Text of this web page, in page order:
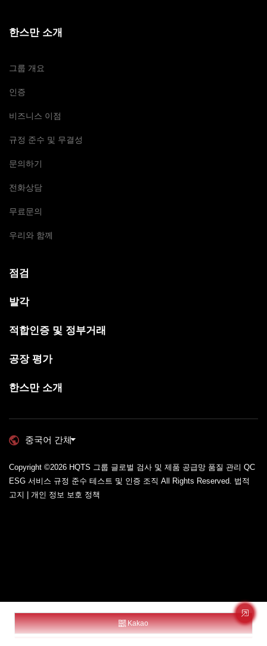
한스만 소개
그룹 개요
인증
비즈니스 이점
규정 준수 및 무결성
문의하기
전화상담
무료문의
우리와 함께
점검
발각
적합인증 및 정부거래
공장 평가
한스만 소개
중국어 간체
Copyright ©2026 HQTS 그룹 글로벌 검사 및 제품 공급망 품질 관리 QC
ESG 서비스 규정 준수 테스트 및 인증 조직 All Rights Reserved. 법적
고지 | 개인 정보 보호 정책
Kakao